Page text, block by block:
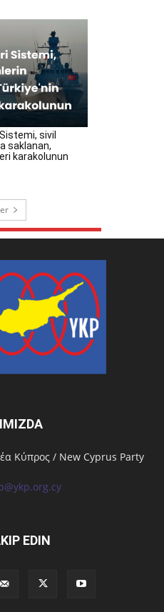
sivil
saklanan,
karakolunun
Κύπρος / New Cyprus Party
EDIN